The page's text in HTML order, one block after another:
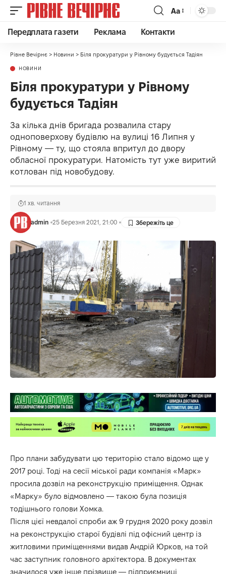
Аа
Передплата газети Реклама Контакти
Рівне Вечірнє > Новини > Біля прокуратури у Рівному будується Тадіян
НОВИНИ
Біля прокуратури у Рівному
будується Тадіян
За кілька днів бригада розвалила стару
одноповерхову будівлю на вулиці 16 Липня у
Рівному — ту, що стояла впритул до двору
обласної прокуратури. Натомість тут уже виритий
котлован під новобудову.
admin 25 Березня 2021, 21:00
1 хв. читання
Про плани забудувати цю територію стало відомо ще у
2017 році. Тоді на сесії міської ради компанія «Марк»
просила дозвіл на реконструкцію приміщення. Однак
«Марку» було відмовлено — такою була позиція
тодішнього голови Хомка.
Після цієї невдалої спроби аж 9 грудня 2020 року дозвіл
на реконструкцію старої будівлі під офісний центр із
житловими приміщеннями видав Андрій Юрков, на той
час заступник головного архітектора. В документах
значилося уже інше прізвище — підприємниці